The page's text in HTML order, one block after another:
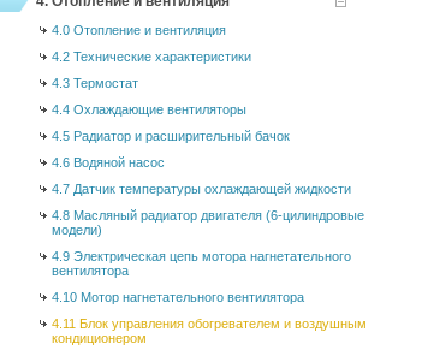
4.0 Отопление и вентиляция
4.2 Технические характеристики
4.3 Термостат
4.4 Охлаждающие вентиляторы
4.5 Радиатор и расширительный бачок
4.6 Водяной насос
4.7 Датчик температуры охлаждающей жидкости
4.8 Масляный радиатор двигателя (6-цилиндровые
модели)
4.9 Электрическая цепь мотора нагнетательного
вентилятора
4.10 Мотор нагнетательного вентилятора
4.11 Блок управления обогревателем и воздушным
кондиционером